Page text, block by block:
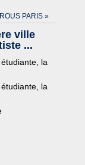
PARIS »
ville
...
la
la